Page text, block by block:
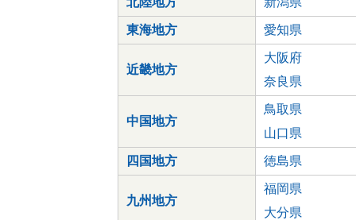
東海地方 愛知県
近畿地方
大阪府
奈良県
中国地方
鳥取県
山口県
四国地方 徳島県
九州地方
福岡県
大分県